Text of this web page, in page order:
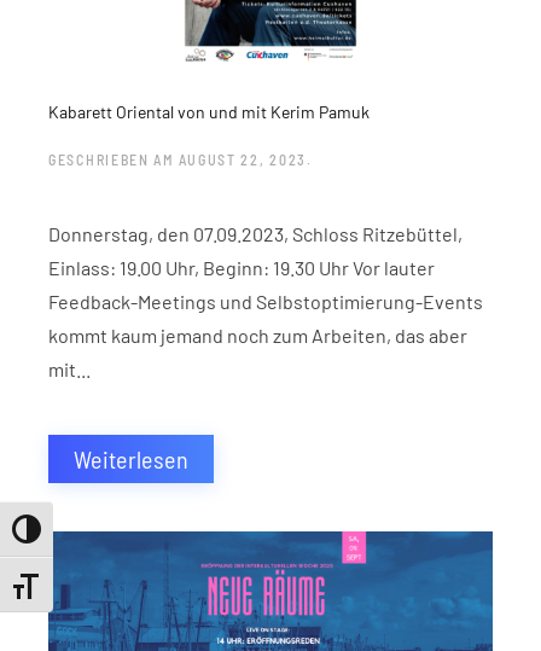
Umschalten auf hohe Kontraste
Schrift vergrößern
Kabarett Oriental von und mit Kerim Pamuk
GESCHRIEBEN AM AUGUST 22, 2023 .
Donnerstag, den 07.09.2023, Schloss Ritzebüttel,
Einlass: 19.00 Uhr, Beginn: 19.30 Uhr Vor lauter
Feedback-Meetings und Selbstoptimierung-Events
kommt kaum jemand noch zum Arbeiten, das aber
mit...
Weiterlesen